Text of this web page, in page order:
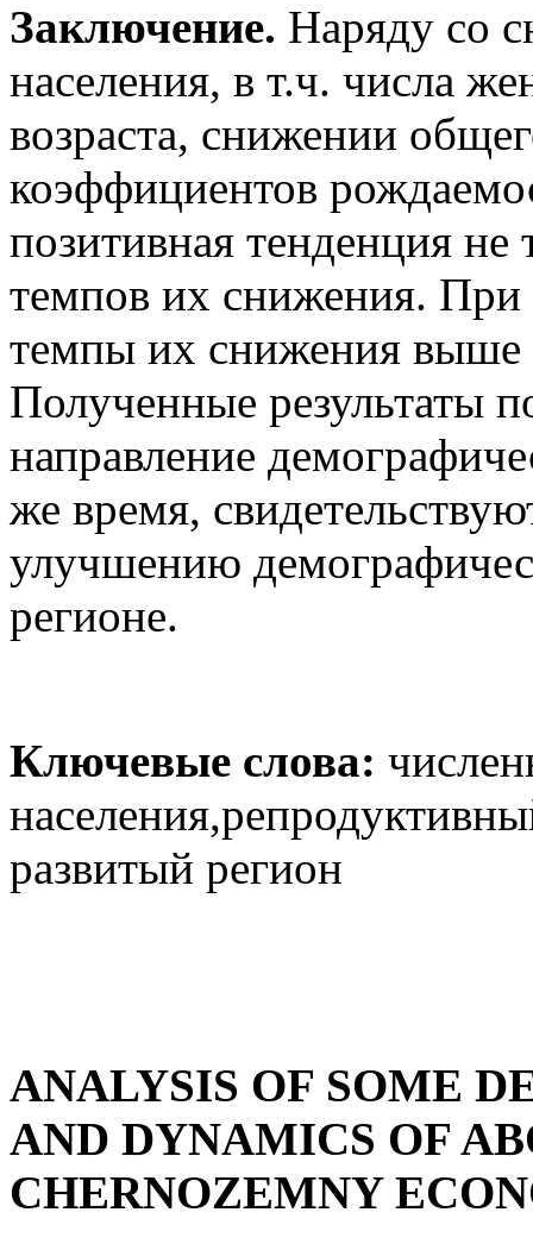
Заключение. Наряду со
населения, в т.ч. числа
возраста, снижении
коэффициентов
позитивная тенденция не
темпов их снижения. При
темпы их снижения выше
Полученные результаты
направление
же время,
улучшению
регионе.
Ключевые слова:
развитый регион
ANALYSIS OF SOME
AND DYNAMICS OF
CHERNOZEMNY